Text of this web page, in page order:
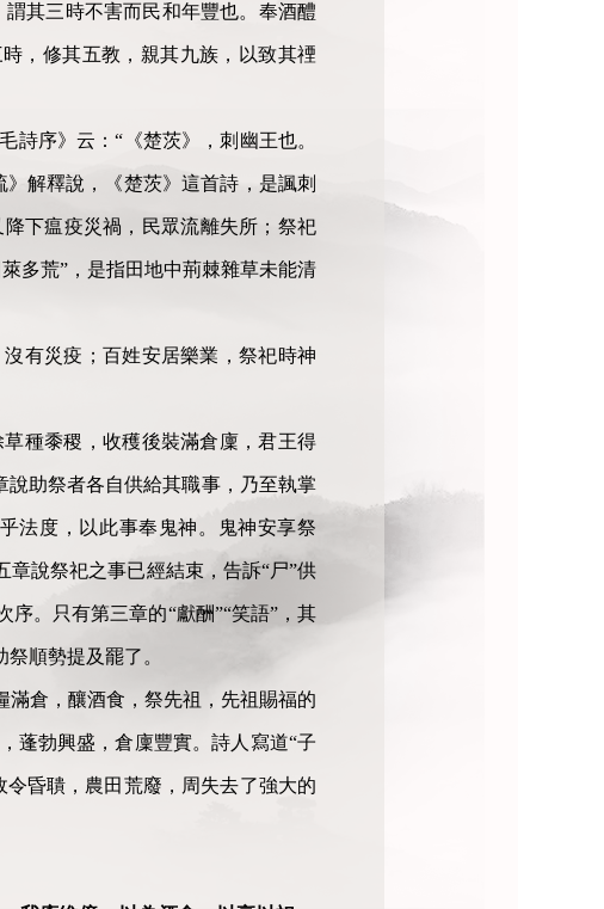
其三時不害而民和年豐也。奉酒醴
，修其五教，親其九族，以致其禋
序》云：“《楚茨》，刺幽王也。
解釋說，《楚茨》這首詩，是諷刺
下瘟疫災禍，民眾流離失所；祭祀
多荒”，是指田地中荊棘雜草未能清
有災疫；百姓安居樂業，祭祀時神
種黍稷，收穫後裝滿倉廩，君王得
說助祭者各自供給其職事，乃至執掌
法度，以此事奉鬼神。鬼神安享祭
說祭祀之事已經結束，告訴“尸”供
。只有第三章的“獻酬”“笑語”，其
順勢提及罷了。
滿倉，釀酒食，祭先祖，先祖賜福的
蓬勃興盛，倉廩豐實。詩人寫道“子
昏聵，農田荒廢，周失去了強大的